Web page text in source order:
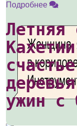
Подробнее
Летняя
ужин с